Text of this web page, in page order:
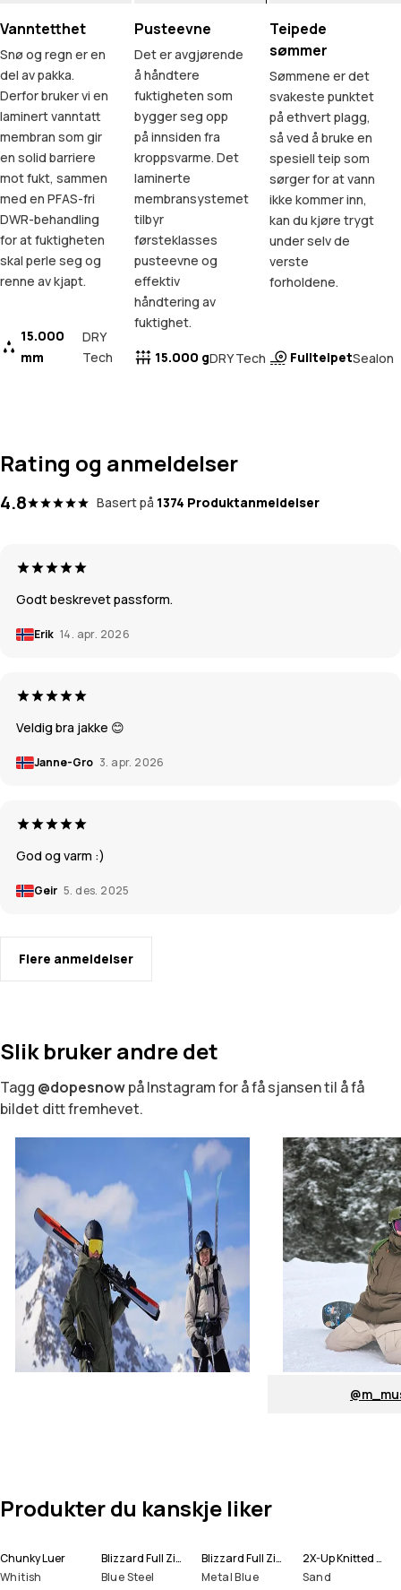
Vanntetthet
Snø og regn er en
del av pakka.
Derfor bruker vi en
laminert vanntatt
membran som gir
en solid barriere
mot fukt, sammen
med en PFAS-fri
DWR-behandling
for at fuktigheten
skal perle seg og
renne av kjapt.
15.000
mm
DRY
Tech
Pusteevne
Det er avgjørende
å håndtere
fuktigheten som
bygger seg opp
på innsiden fra
kroppsvarme. Det
laminerte
membransystemet
tilbyr
førsteklasses
pusteevne og
effektiv
håndtering av
fuktighet.
15.000 gDRY Tech
Teipede
sømmer
Sømmene er det
svakeste punktet
på ethvert plagg,
så ved å bruke en
spesiell teip som
sørger for at vann
ikke kommer inn,
kan du kjøre trygt
under selv de
verste
forholdene.
FullteipetSealon
Rating og anmeldelser
4.8 Basert på 1374 Produktanmeldelser
Godt beskrevet passform.
Erik 14. apr. 2026
Veldig bra jakke 😊
Janne-Gro 3. apr. 2026
God og varm :)
Geir 5. des. 2025
Flere anmeldelser
Slik bruker andre det
Tagg @dopesnowpå Instagram for å få sjansen til å få
bildet ditt fremhevet.
Produkter du kanskje liker
Chunky Luer
Whitish
Blizzard Full Zip Snowboardjakke Herre
Blue Steel
Blizzard Full Zip Skijakke Herre
Metal Blue
2X-Up Knitted Ansiktsmasker
Sand